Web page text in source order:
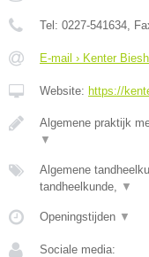
Tel: 0227-541634 ,
E-mail › Kenter
Website: https://
Algemene praktijk
▼
Algemene
tandheelkunde,
▼
Openingstijden ▼
Sociale media: